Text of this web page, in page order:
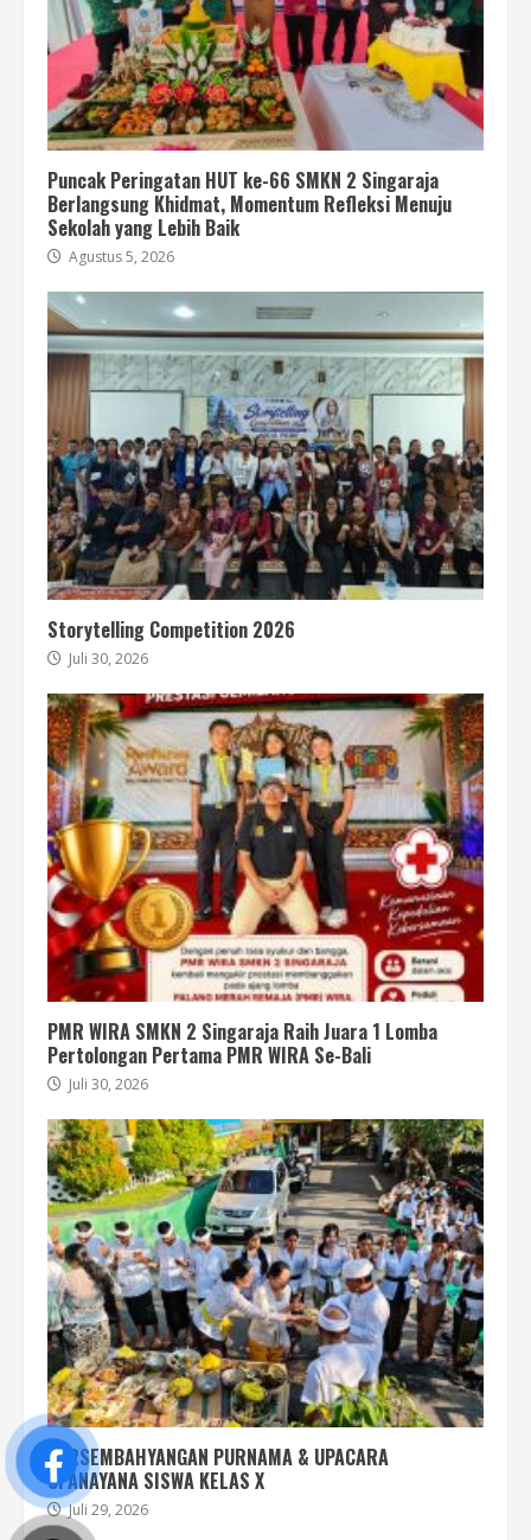
Puncak Peringatan HUT ke-66 SMKN 2 Singaraja
Berlangsung Khidmat, Momentum Refleksi Menuju
Sekolah yang Lebih Baik
Agustus 5, 2026
Storytelling Competition 2026
Juli 30, 2026
PMR WIRA SMKN 2 Singaraja Raih Juara 1 Lomba
Pertolongan Pertama PMR WIRA Se-Bali
Juli 30, 2026
PERSEMBAHYANGAN PURNAMA & UPACARA
UPANAYANA SISWA KELAS X
Juli 29, 2026